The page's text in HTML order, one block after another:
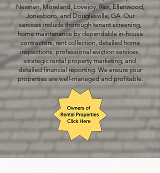
Newnan, Moreland, Lovejoy, Rex, Ellenwood,
Jonesboro, and Douglasville, GA. Our
services include thorough tenant screening,
home maintenance by dependable in-house
contractors, rent collection, detailed home
inspections, professional eviction services,
strategic rental property marketing, and
detailed financial reporting. We ensure your
properties are well-managed and profitable.